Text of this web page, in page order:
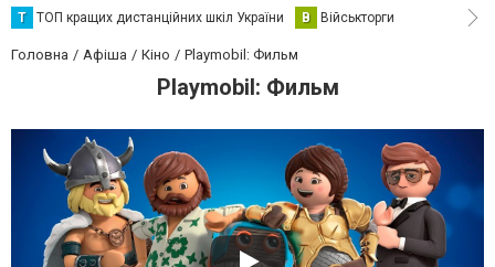
Т ТОП кращих дистанційних шкіл України В Військторги
Головна Афіша Кіно Playmobil: Фильм
Playmobil: Фильм